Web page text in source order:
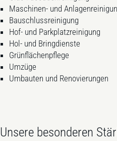
Maschinen- und
Bauschlussreinigung
Hof- und Parkplatzreinigung
Hol- und Bringdienste
Grünflächenpflege
Umzüge
Umbauten und Renovierungen
Unsere besonderen